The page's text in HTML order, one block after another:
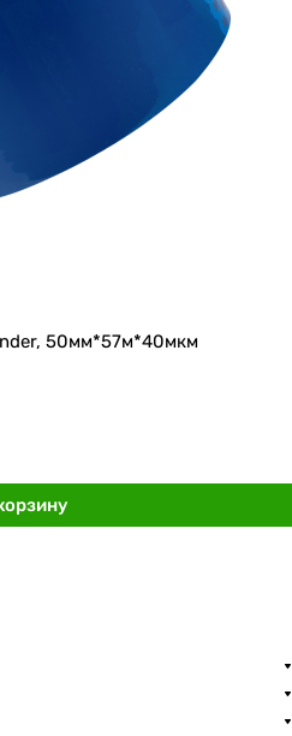
50мм*57м*40мкм